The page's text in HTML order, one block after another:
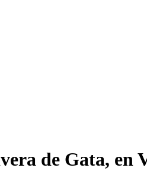
de Gata, en